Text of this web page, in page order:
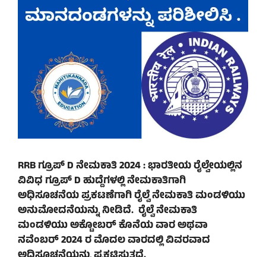
RRB ಗ್ರೂಪ್ D ನೇಮಕಾತಿ 2024 : ಭಾರತೀಯ ರೈಲ್ವೇಯಲ್ಲಿನ
ವಿವಿಧ ಗ್ರೂಪ್ D ಹುದ್ದೆಗಳಲ್ಲಿ ನೇಮಕಾತಿಗಾಗಿ
ಅಧಿಸೂಚನೆಯ ಪ್ರಕಟಣೆಗಾಗಿ ರೈಲ್ವೆ ನೇಮಕಾತಿ ಮಂಡಳಿಯು
ಅನುಮೋದನೆಯನ್ನು ನೀಡಿದೆ. ರೈಲ್ವೆ ನೇಮಕಾತಿ
ಮಂಡಳಿಯು ಅಕ್ಟೋಬರ್ ಕೊನೆಯ ವಾರ ಅಥವಾ
ನವೆಂಬರ್ 2024 ರ ಮೊದಲ ವಾರದಲ್ಲಿ ವಿವರವಾದ